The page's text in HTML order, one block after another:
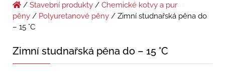
/ Stavební produkty / Chemické kotvy a pur
pěny / Polyuretanové pěny / Zimní studnařská pěna do
– 15 °C
Zimní studnařská pěna do – 15 °C